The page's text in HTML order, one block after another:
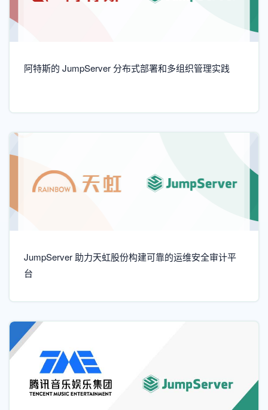
阿特斯的 JumpServer 分布式部署和多组织管理实践
JumpServer 助力天虹股份构建可靠的运维安全审计平
台